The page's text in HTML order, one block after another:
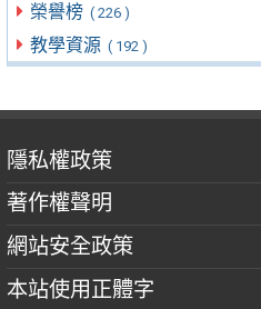
榮譽榜 ( 226 )
教學資源 ( 192 )
隱私權政策
著作權聲明
網站安全政策
本站使用正體字